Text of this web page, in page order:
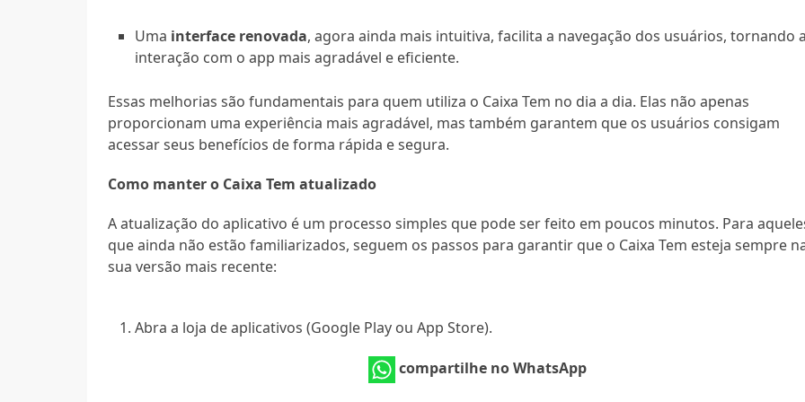
Uma interface renovada, agora ainda mais intuitiva, facilita a navegação dos usuários, tornando a
interação com o app mais agradável e eficiente.
Essas melhorias são fundamentais para quem utiliza o Caixa Tem no dia a dia. Elas não apenas
proporcionam uma experiência mais agradável, mas também garantem que os usuários consigam
acessar seus benefícios de forma rápida e segura.
Como manter o Caixa Tem atualizado
A atualização do aplicativo é um processo simples que pode ser feito em poucos minutos. Para
que ainda não estão familiarizados, seguem os passos para garantir que o Caixa Tem esteja sempre
sua versão mais recente:
Abra a loja de aplicativos (Google Play ou App Store).
compartilhe no WhatsApp